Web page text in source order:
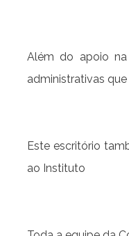
Além do apoio na
administrativas
Este escritório
ao Instituto